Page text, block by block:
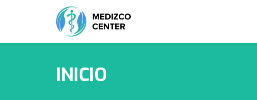
INICIO